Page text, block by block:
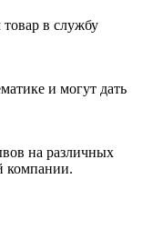
товар в службу
и могут дать
на различных
компании.